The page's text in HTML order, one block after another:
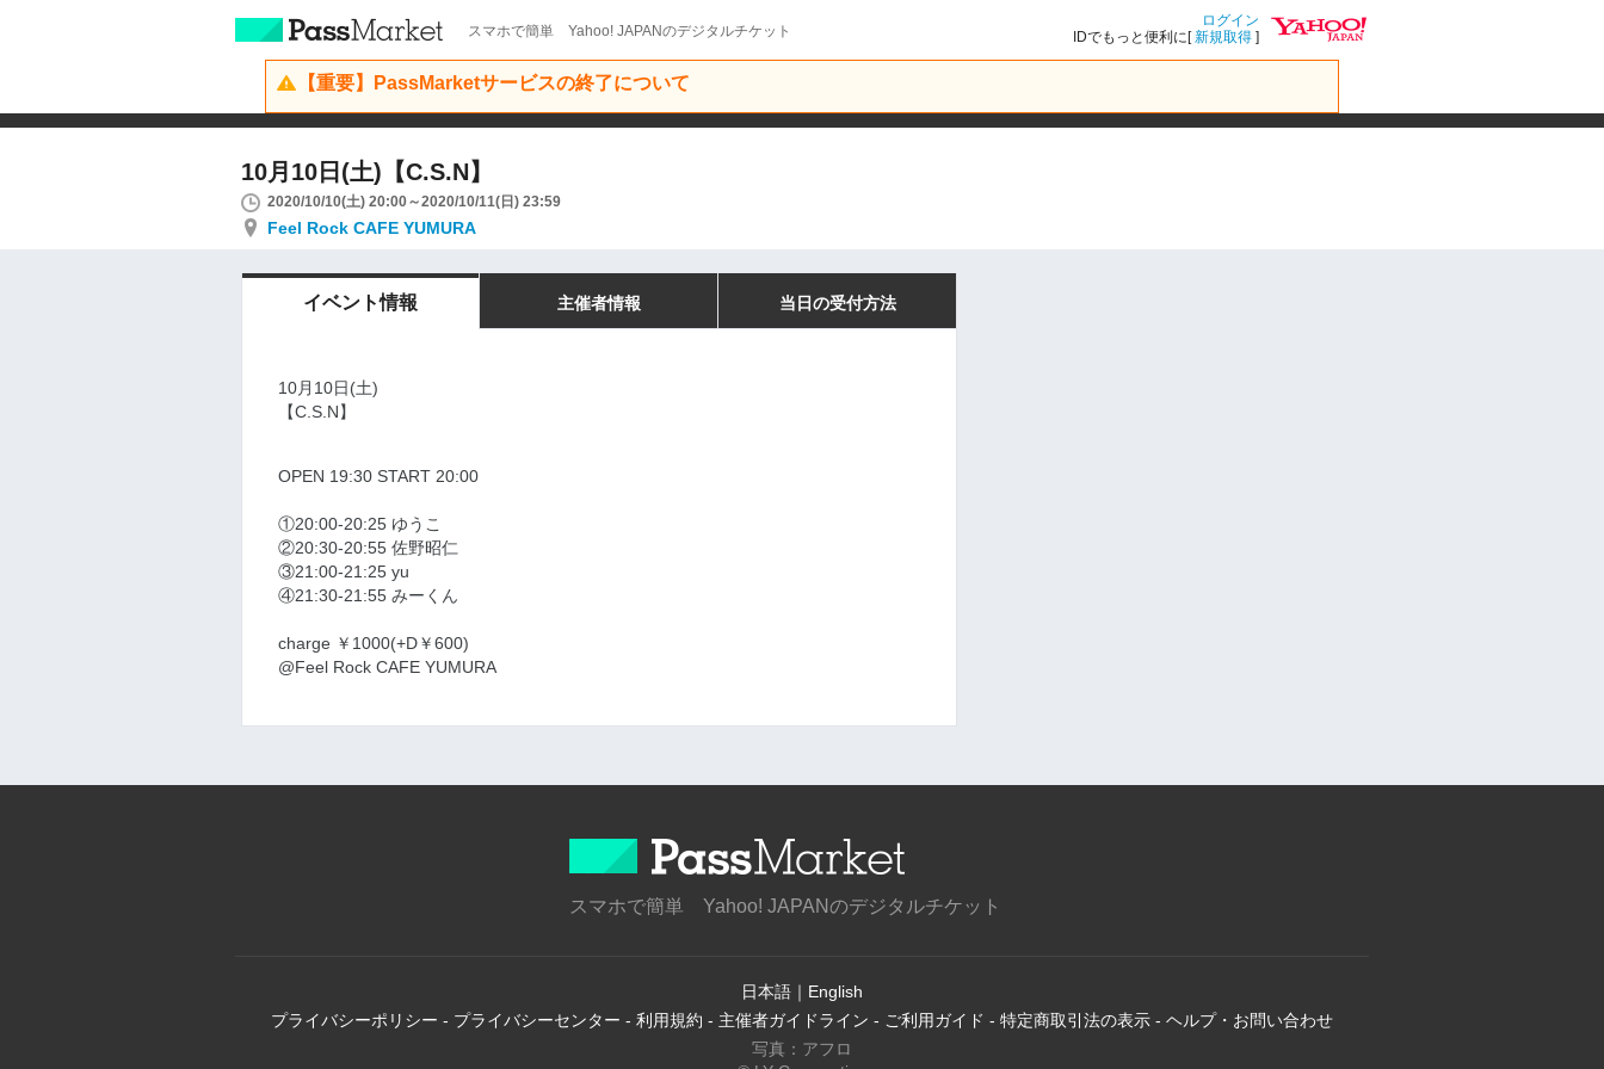
スマホで簡単 Yahoo! JAPANのデジタルチケット
ログイン
IDでもっと便利に[新規取得 ]
【重要】PassMarketサービスの終了について
10月10日(土)【C.S.N】
2020/10/10(土) 20:00～2020/10/11(日) 23:59
Feel Rock CAFE YUMURA
イベント情報 主催者情報 当日の受付方法
10月10日(土)
【C.S.N】
OPEN 19:30 START 20:00
①20:00-20:25 ゆうこ
②20:30-20:55 佐野昭仁
③21:00-21:25 yu
④21:30-21:55 みーくん
charge ￥1000(+D￥600)
@Feel Rock CAFE YUMURA
スマホで簡単 Yahoo! JAPANのデジタルチケット
日本語 ｜ English
プライバシーポリシー - プライバシーセンター - 利用規約 - 主催者ガイドライン - ご利用ガイド - 特定商取引法の表示 - ヘルプ・お問い合わせ
写真：アフロ